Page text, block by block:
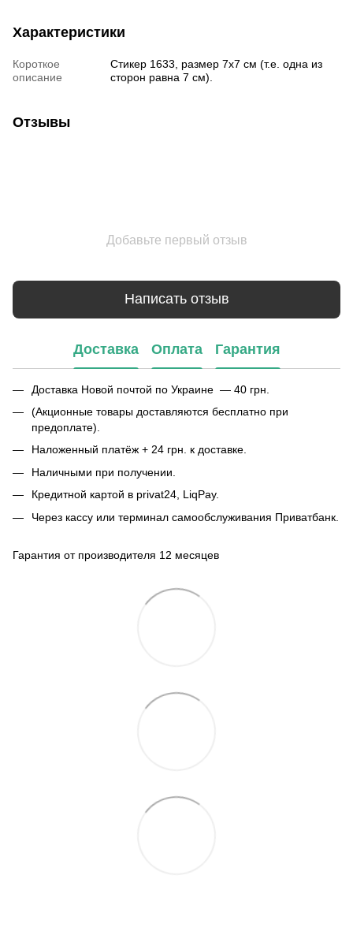
Характеристики
Короткое
описание
Стикер 1633, размер 7х7 см (т.е. одна из
сторон равна 7 см).
Отзывы
Добавьте первый отзыв
Написать отзыв
Доставка Оплата Гарантия
Доставка Новой почтой по Украине — 40 грн.
(Акционные товары доставляются бесплатно при
предоплате).
Наложенный платёж + 24 грн. к доставке.
Наличными при получении.
Кредитной картой в privat24, LiqPay.
Через кассу или терминал самообслуживания Приватбанк.
Гарантия от производителя 12 месяцев